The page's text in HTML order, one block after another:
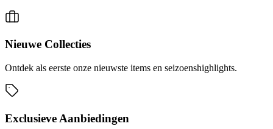
Nieuwe Collecties
Ontdek als eerste onze nieuwste items en seizoenshighlights.
Exclusieve Aanbiedingen